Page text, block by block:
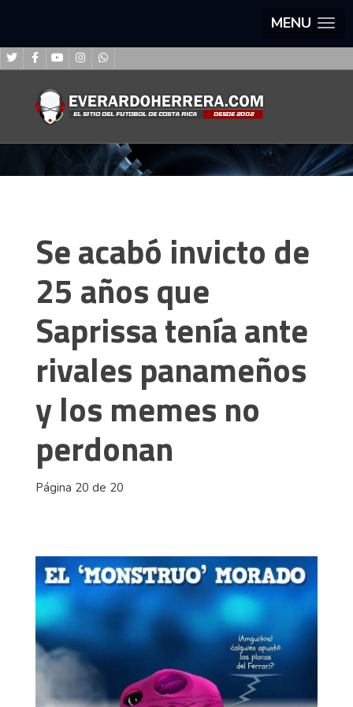
MENU
Se acabó invicto de
25 años que
Saprissa tenía ante
rivales panameños
y los memes no
perdonan
Página 20 de 20